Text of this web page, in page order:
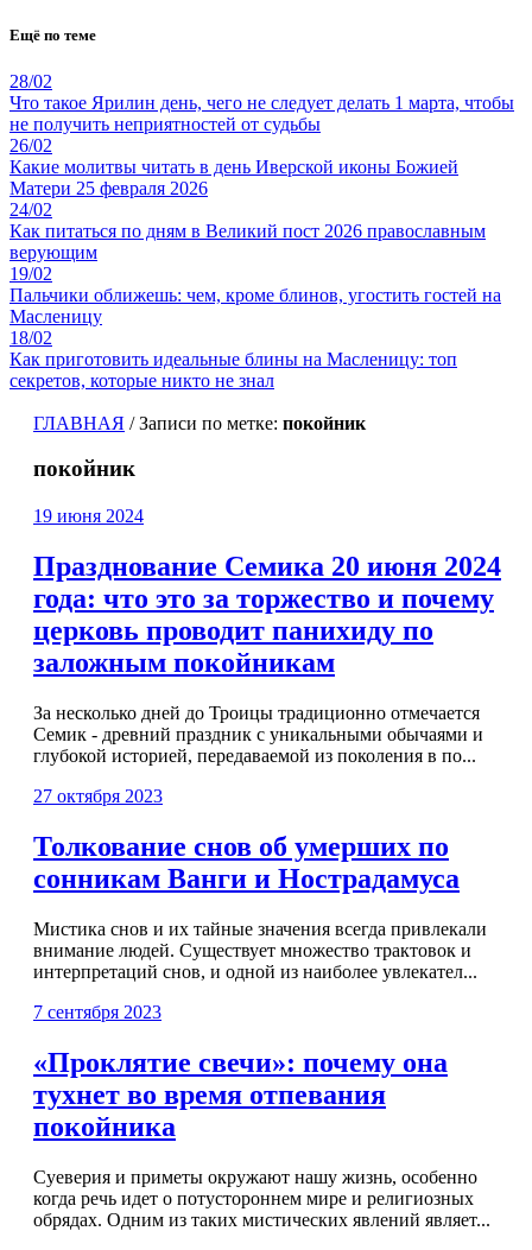
Ещё по теме
28/02
Что такое Ярилин день, чего не следует делать 1 марта, чтобы
не получить неприятностей от судьбы
26/02
Какие молитвы читать в день Иверской иконы Божией
Матери 25 февраля 2026
24/02
Как питаться по дням в Великий пост 2026 православным
верующим
19/02
Пальчики оближешь: чем, кроме блинов, угостить гостей на
Масленицу
18/02
Как приготовить идеальные блины на Масленицу: топ
секретов, которые никто не знал
ГЛАВНАЯ /Записи по метке: покойник
покойник
19 июня 2024
Празднование Семика 20 июня 2024
года: что это за торжество и почему
церковь проводит панихиду по
заложным покойникам
За несколько дней до Троицы традиционно отмечается
Семик - древний праздник с уникальными обычаями и
глубокой историей, передаваемой из поколения в по...
27 октября 2023
Толкование снов об умерших по
сонникам Ванги и Нострадамуса
Мистика снов и их тайные значения всегда привлекали
внимание людей. Существует множество трактовок и
интерпретаций снов, и одной из наиболее увлекател...
7 сентября 2023
«Проклятие свечи»: почему она
тухнет во время отпевания
покойника
Суеверия и приметы окружают нашу жизнь, особенно
когда речь идет о потустороннем мире и религиозных
обрядах. Одним из таких мистических явлений являет...